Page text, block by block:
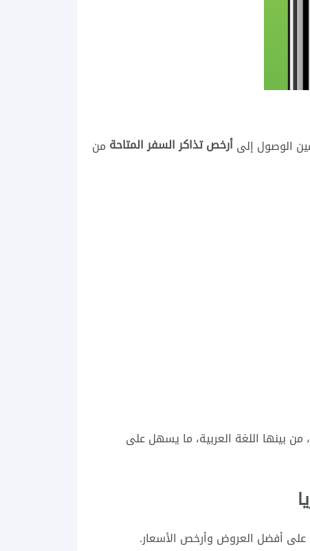
أرخص تذاكر السفر المتاحة من
من بينها اللغة العربية، ما يسهل على
على أفضل العروض وأرخص الأسعار.